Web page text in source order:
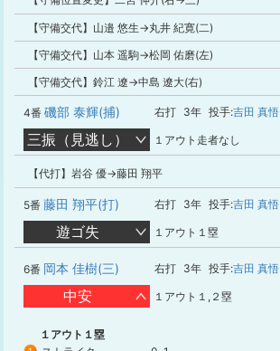
【守備交代】山邉 悠生→丸井 紀寛(二)
【守備交代】山本 遥駒→松岡 佑磨(左)
【守備交代】鈴江 遼→中島 遼大(右)
4番 磯部 泰輝(捕) 右打 3年 投手:吉田 真悟
三振（見逃し） １アウト走者なし
【代打】岩谷 優→藤田 翔平
5番 藤田 翔平(打) 右打 3年 投手:吉田 真悟
遊ゴ失 １アウト１塁
6番 岡本 佳樹(三) 右打 3年 投手:吉田 真悟
中安 １アウト１,２塁
１アウト１塁